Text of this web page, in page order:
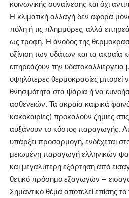
κοινωνικής συναίνεσης και όχι
Η κλιματική αλλαγή δεν αφορά
πόλη ή τις πλημμύρες, αλλά
ως τροφή. Η άνοδος της
οξίνιση των υδάτων και τα ακραία
επηρεάζουν την
υψηλότερες θερμοκρασίες μπορεί
θνησιμότητα στα ψάρια ή να
ασθενειών. Τα ακραία καιρικά
κακοκαιρίες) προκαλούν ζημιές
αυξάνουν το κόστος παραγωγής.
υπάρξει προσαρμογή, ενδέχεται
μειωμένη παραγωγή ελληνικών
και μεγαλύτερη εξάρτηση από
θετικό πρόσημο εξαγωγών –
Σημαντικό θέμα αποτελεί επίσης το